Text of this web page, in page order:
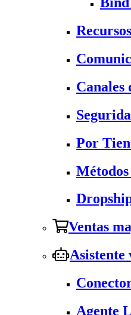
Canales
Por
Métodos
Ventas
Agente